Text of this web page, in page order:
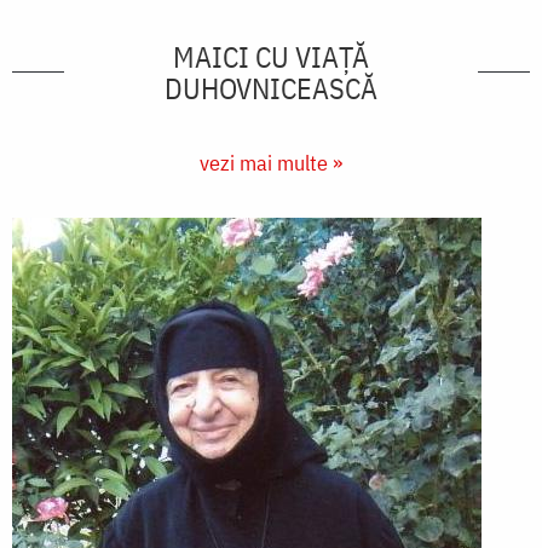
MAICI CU VIAȚĂ
DUHOVNICEASCĂ
vezi mai multe »